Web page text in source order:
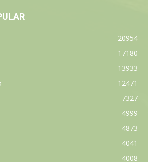
20954
17180
13933
12471
7327
4999
4873
4041
4008